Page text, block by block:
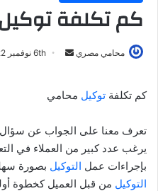
كم تكلفة
محامي مصري
أرسل 6th نوفمبر 2022
كم تكلفة توكيل محامي
تعرف معنا على الجواب عن سؤال
يرغب عدد كبير من العملاء في
بإجراءات عمل التوكيل بصورة
التوكيل من قبل العميل كخطوة